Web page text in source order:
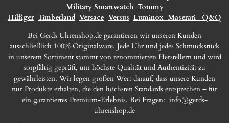
Military Smartwatch Tommy
Hilfiger Timberland Versace Versus Luminox Maserati
Q&Q
Bei Gerds Uhrenshop.de garantieren wir unseren Kunden
ausschließlich 100% Originalware. Jede Uhr und jedes Schmuckstück
in unserem Sortiment stammt von renommierten Herstellern und wird
sorgfältig geprüft, um höchste Qualität und Authentizität zu
gewährleisten. Wir legen großen Wert darauf, dass unsere Kunden
nur Produkte erhalten, die den höchsten Standards entsprechen – für
ein garantiertes Premium-Erlebnis. Bei Fragen: info@gerds-
uhrenshop.de